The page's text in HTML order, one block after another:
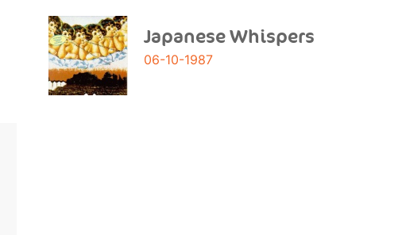
Japanese Whispers
06-10-1987